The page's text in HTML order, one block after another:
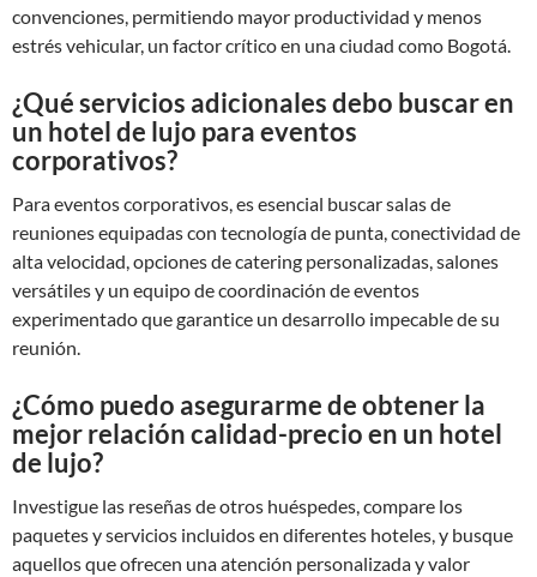
convenciones, permitiendo mayor productividad y menos
estrés vehicular, un factor crítico en una ciudad como Bogotá.
¿Qué servicios adicionales debo buscar en
un hotel de lujo para eventos
corporativos?
Para eventos corporativos, es esencial buscar salas de
reuniones equipadas con tecnología de punta, conectividad de
alta velocidad, opciones de catering personalizadas, salones
versátiles y un equipo de coordinación de eventos
experimentado que garantice un desarrollo impecable de su
reunión.
¿Cómo puedo asegurarme de obtener la
mejor relación calidad-precio en un hotel
de lujo?
Investigue las reseñas de otros huéspedes, compare los
paquetes y servicios incluidos en diferentes hoteles, y busque
aquellos que ofrecen una atención personalizada y valor